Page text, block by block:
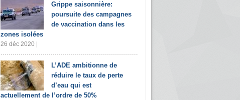
Grippe saisonnière:
poursuite des campagnes
de vaccination dans les
zones isolées
26 déc 2020 |
L’ADE ambitionne de
réduire le taux de perte
d’eau qui est
actuellement de l’ordre de 50%